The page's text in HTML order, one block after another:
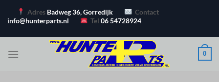
naar
Adres Badweg 36, Gorredijk
Contact
info@hunterparts.nl
Tel06 54728924
0